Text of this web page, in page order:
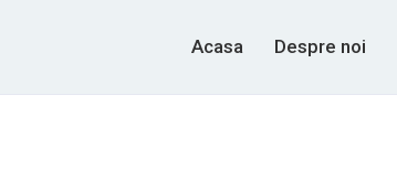
Acasa Despre noi